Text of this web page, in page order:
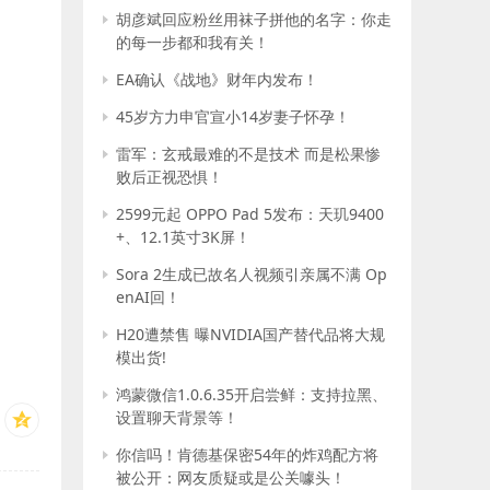
胡彦斌回应粉丝用袜子拼他的名字：你走
的每一步都和我有关！
EA确认《战地》财年内发布！
45岁方力申官宣小14岁妻子怀孕！
雷军：玄戒最难的不是技术 而是松果惨
败后正视恐惧！
2599元起 OPPO Pad 5发布：天玑9400
+、12.1英寸3K屏！
Sora 2生成已故名人视频引亲属不满 Op
enAI回！
H20遭禁售 曝NVIDIA国产替代品将大规
模出货!
鸿蒙微信1.0.6.35开启尝鲜：支持拉黑、
设置聊天背景等！
你信吗！肯德基保密54年的炸鸡配方将
被公开：网友质疑或是公关噱头！